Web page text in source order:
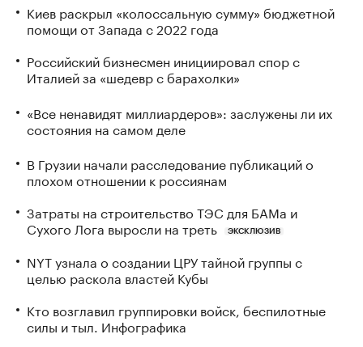
Киев раскрыл «колоссальную сумму» бюджетной
помощи от Запада с 2022 года
Российский бизнесмен инициировал спор с
Италией за «шедевр с барахолки»
«Все ненавидят миллиардеров»: заслужены ли их
состояния на самом деле
В Грузии начали расследование публикаций о
плохом отношении к россиянам
Затраты на строительство ТЭС для БАМа и
Сухого Лога выросли на треть
ЭКСКЛЮЗИВ
NYT узнала о создании ЦРУ тайной группы с
целью раскола властей Кубы
Кто возглавил группировки войск, беспилотные
силы и тыл. Инфографика